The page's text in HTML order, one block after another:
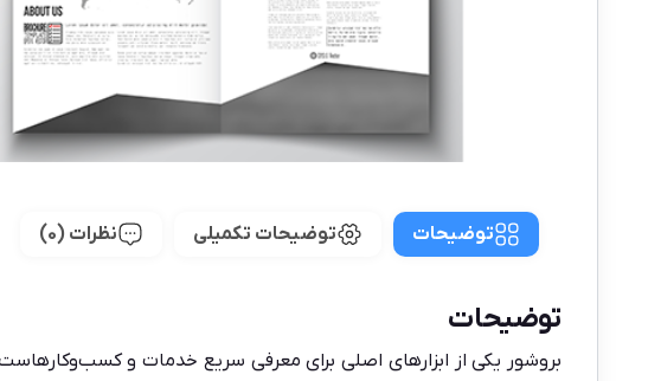
توضیحات توضیحات تکمیلی نظرات (0)
توضیحات
بروشور یکی از ابزارهای اصلی برای معرفی سریع خدمات و